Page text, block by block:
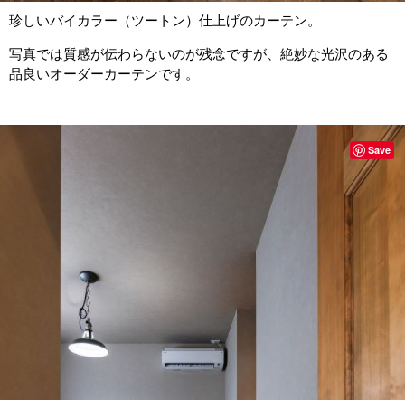
珍しいバイカラー（ツートン）仕上げのカーテン。
写真では質感が伝わらないのが残念ですが、絶妙な光沢のある
品良いオーダーカーテンです。
Save